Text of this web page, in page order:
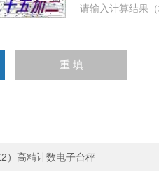
请输入计算结果
）高精计数电子台秤